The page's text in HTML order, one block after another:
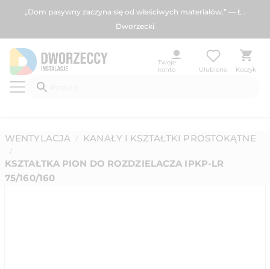
„Dom pasywny zaczyna się od właściwych materiałów.” — Ł .
Dworzecki
Twoje
konto
Ulubione Koszyk
WENTYLACJA / KANAŁY I KSZTAŁTKI PROSTOKĄTNE
/
KSZTAŁTKA PION DO ROZDZIELACZA IPKP-LR
75/160/160